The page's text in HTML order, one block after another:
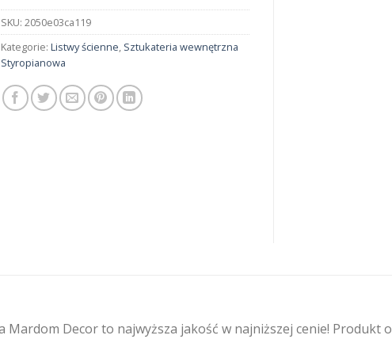
SKU: 2050e03ca119
Kategorie: Listwy ścienne, Sztukateria wewnętrzna
Styropianowa
Decor to najwyższa jakość w najniższej cenie! Produkt o